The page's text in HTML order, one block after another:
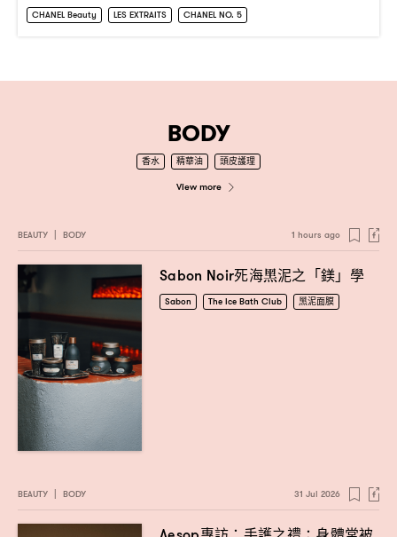
CHANEL Beauty LES EXTRAITS CHANEL NO. 5
BODY
香水 精華油 頭皮護理
View more
BEAUTY BODY 1 hours ago
Sabon Noir死海黑泥之「鎂」學
Sabon The Ice Bath Club 黑泥面膜
BEAUTY BODY 31 Jul 2026